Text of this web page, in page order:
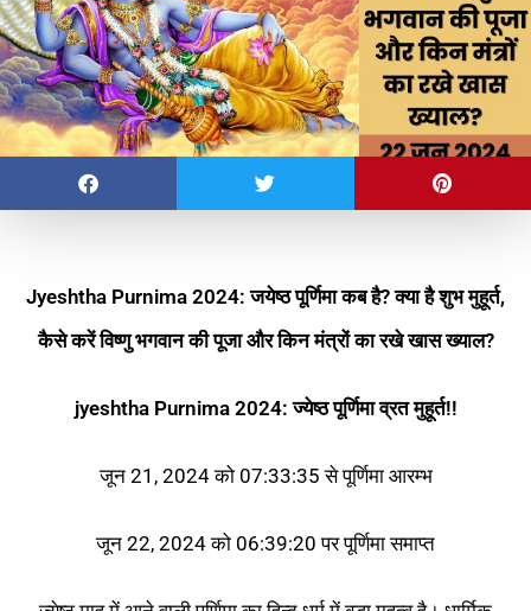
Jyeshtha Purnima 2024: जयेष्ठ पूर्णिमा कब है? क्या है शुभ मुहूर्त,
कैसे करें विष्णु भगवान की पूजा और किन मंत्रों का रखे खास ख्याल?
jyeshtha Purnima 2024: ज्येष्ठपूर्णिमाव्रतमुहूर्त!!
जून 21, 2024 को 07:33:35 से पूर्णिमा आरम्भ
जून 22, 2024 को 06:39:20 पर पूर्णिमा समाप्त